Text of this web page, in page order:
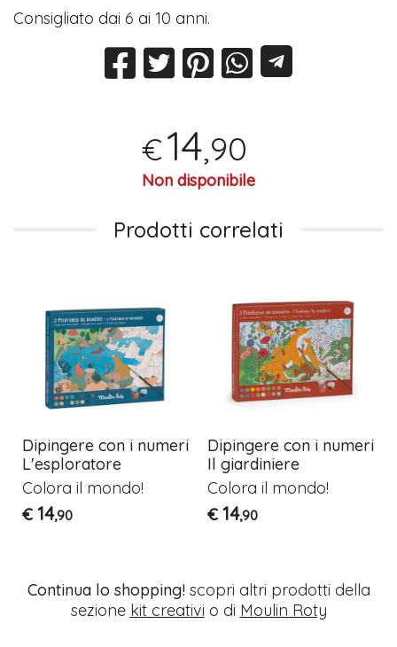
Consigliato dai 6 ai 10 anni.
€14,90
Non disponibile
Prodotti correlati
Dipingere con i numeri
L'esploratore
Colora il mondo!
€ 14,90
Dipingere con i numeri
Il giardiniere
Colora il mondo!
€ 14,90
Continua lo shopping!scopri altri prodotti della
sezione kit creativi o di Moulin Roty